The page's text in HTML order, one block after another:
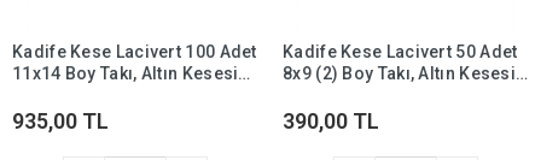
Kadife Kese Lacivert 100 Adet
11x14 Boy Takı, Altın Kesesi
935,00 TL
Kadife Kese Lacivert 50 Adet
8x9 (2) Boy Takı, Altın Kesesi
390,00 TL